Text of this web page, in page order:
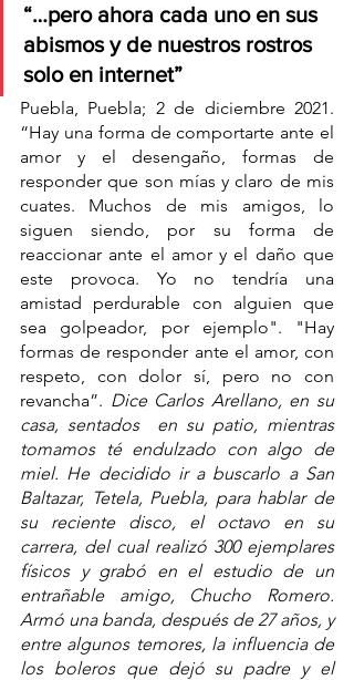
“…pero ahora cada uno en sus
abismos y de nuestros rostros
solo en internet”
Puebla, Puebla; 2 de diciembre 2021.
“Hay una forma de comportarte ante el
amor y el desengaño, formas de
responder que son mías y claro de mis
cuates. Muchos de mis amigos, lo
siguen siendo, por su forma de
reaccionar ante el amor y el daño que
este provoca. Yo no tendría una
amistad perdurable con alguien que
sea golpeador, por ejemplo". "Hay
formas de responder ante el amor, con
respeto, con dolor sí, pero no con
revancha”. Dice Carlos Arellano, en su
casa, sentados  en su patio, mientras
tomamos té endulzado con algo de
miel. He decidido ir a buscarlo a San
Baltazar, Tetela, Puebla, para hablar de
su reciente disco, el octavo en su
carrera, del cual realizó 300 ejemplares
físicos y grabó en el estudio de un
entrañable amigo, Chucho Romero.
Armó una banda, después de 27 años, y
entre algunos temores, la influencia de
los boleros que dejó su padre y el